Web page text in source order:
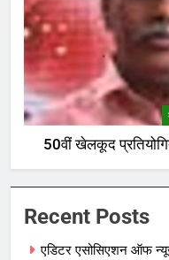
50वीं खेलकूद
Recent Posts
एडिटर एसोसिएशन ऑफ न्यूज़